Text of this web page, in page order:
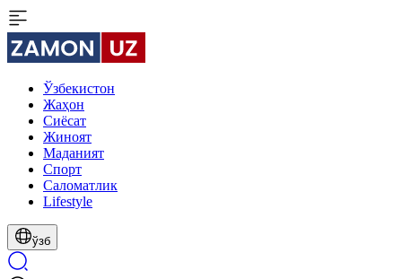
Ўзбекистон
Жаҳон
Сиёсат
Жиноят
Маданият
Спорт
Cаломатлик
Lifestyle
ўзб